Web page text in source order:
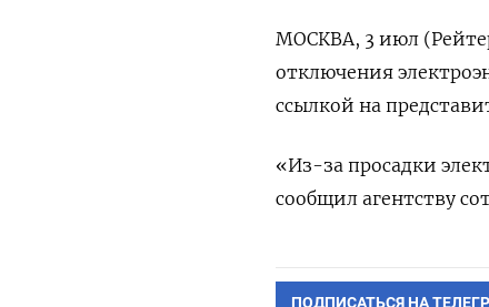
МОСКВА, 3 июл
отключения
ссылкой на
«Из-за просадки
сообщил агентству
ПОДПИСАТЬСЯ НА